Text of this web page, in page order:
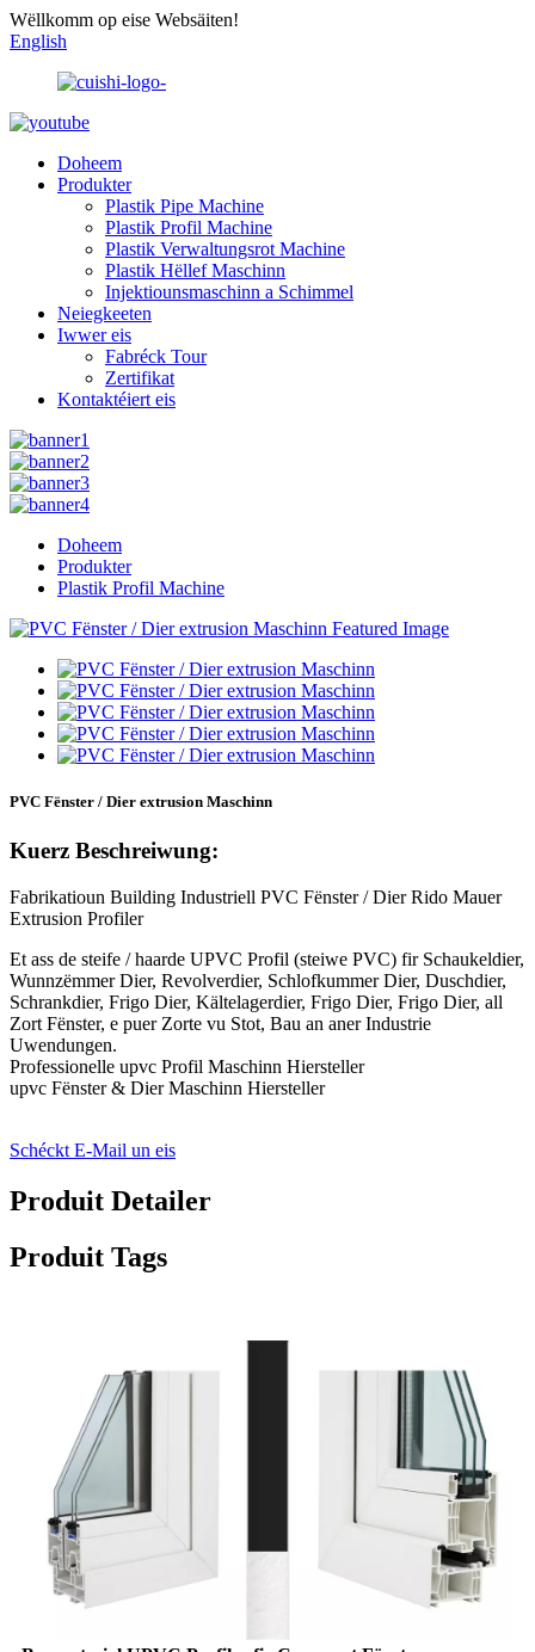
Wëllkomm op eise Websäiten!
English
Doheem
Produkter
Plastik Pipe Machine
Plastik Profil Machine
Plastik Verwaltungsrot Machine
Plastik Hëllef Maschinn
Injektiounsmaschinn a Schimmel
Neiegkeeten
Iwwer eis
Fabréck Tour
Zertifikat
Kontaktéiert eis
Doheem
Produkter
Plastik Profil Machine
PVC Fënster / Dier extrusion Maschinn
Kuerz Beschreiwung:
Fabrikatioun Building Industriell PVC Fënster / Dier Rido Mauer
Extrusion Profiler
Et ass de steife / haarde UPVC Profil (steiwe PVC) fir Schaukeldier,
Wunnzëmmer Dier, Revolverdier, Schlofkummer Dier, Duschdier,
Schrankdier, Frigo Dier, Kältelagerdier, Frigo Dier, Frigo Dier, all
Zort Fënster, e puer Zorte vu Stot, Bau an aner Industrie
Uwendungen.
Professionelle upvc Profil Maschinn Hiersteller
upvc Fënster & Dier Maschinn Hiersteller
Schéckt E-Mail un eis
Produit Detailer
Produit Tags